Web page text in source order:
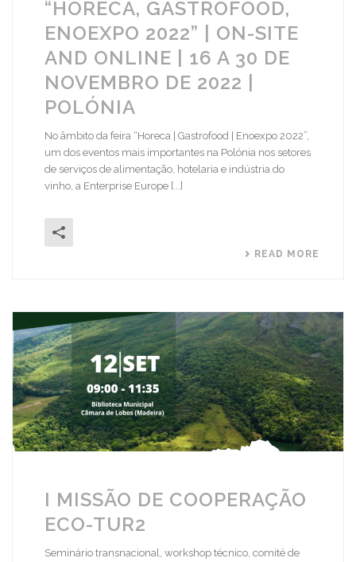
“HORECA, GASTROFOOD,
ENOEXPO 2022” | ON-SITE
AND ONLINE | 16 A 30 DE
NOVEMBRO DE 2022 |
POLÓNIA
No âmbito da feira “Horeca | Gastrofood | Enoexpo 2022”,
um dos eventos mais importantes na Polónia nos setores
de serviços de alimentação, hotelaria e indústria do
vinho, a Enterprise Europe [...]
READ MORE
I MISSÃO DE COOPERAÇÃO
ECO-TUR2
Seminário transnacional, workshop técnico, comité de